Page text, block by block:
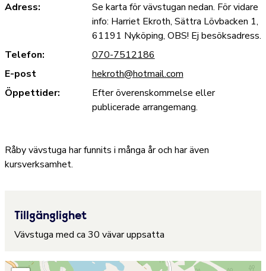
Adress:
Se karta för vävstugan nedan. För vidare
info: Harriet Ekroth, Sättra Lövbacken 1,
61191 Nyköping, OBS! Ej besöksadress.
Telefon:
070-7512186
E-post
hekroth@hotmail.com
Öppettider:
Efter överenskommelse eller
publicerade arrangemang.
Råby vävstuga har funnits i många år och har även
kursverksamhet.
Tillgänglighet
Vävstuga med ca 30 vävar uppsatta